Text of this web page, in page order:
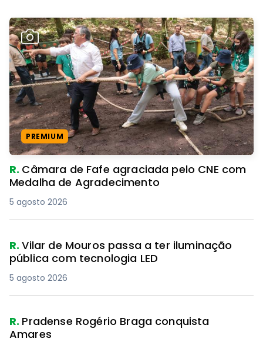
PREMIUM
R. Câmara de Fafe agraciada pelo CNE com
Medalha de Agradecimento
5 agosto 2026
R.Vilar de Mouros passa a ter iluminação
pública com tecnologia LED
5 agosto 2026
R. Pradense Rogério Braga conquista
Amares